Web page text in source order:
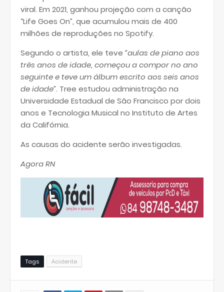
viral. Em 2021, ganhou projeção com a canção
“Life Goes On”, que acumulou mais de 400
milhões de reproduções no Spotify.
Segundo o artista, ele teve “aulas de piano aos
três anos de idade, começou a compor no ano
seguinte e teve um álbum escrito aos seis anos
de idade”. Tree estudou administração na
Universidade Estadual de São Francisco por dois
anos e Tecnologia Musical no Instituto de Artes
da Califórnia.
As causas do acidente serão investigadas.
Agora RN
Tags Acidente